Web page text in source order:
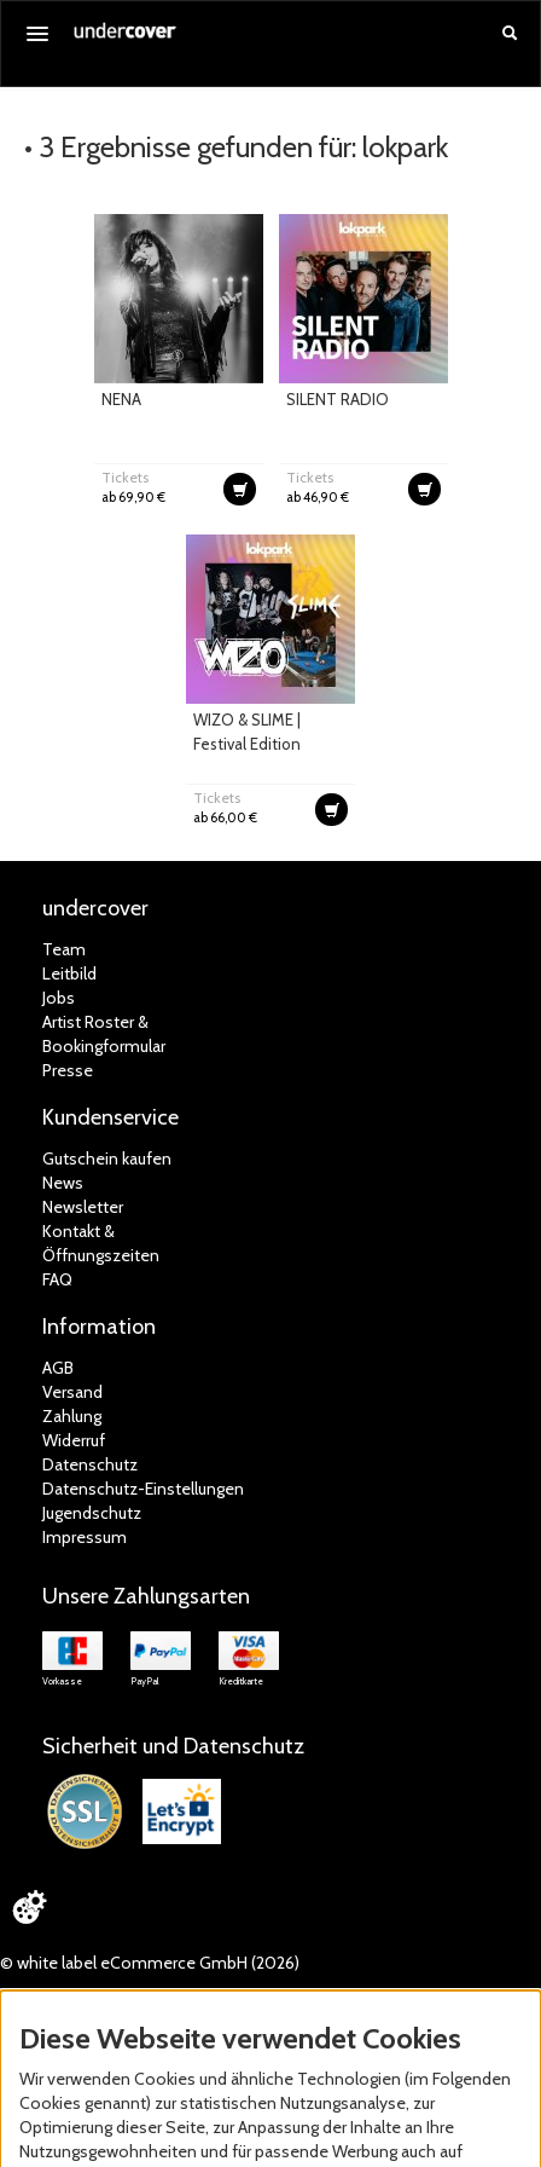
Alle Veranstaltungen
• 3 Ergebnisse gefunden für: lokpark
NENA
Tickets
ab 69,90 €
SILENT RADIO
Tickets
ab 46,90 €
WIZO & SLIME |
Festival Edition
Tickets
ab 66,00 €
undercover
Team
Leitbild
Jobs
Artist Roster &
Bookingformular
Presse
Kundenservice
Gutschein kaufen
News
Newsletter
Kontakt &
Öffnungszeiten
FAQ
Information
AGB
Versand
Zahlung
Widerruf
Datenschutz
Datenschutz-Einstellungen
Jugendschutz
Impressum
Unsere Zahlungsarten
Vorkasse PayPal Kreditkarte
Sicherheit und Datenschutz
© white label eCommerce GmbH (2026)
Diese Webseite verwendet Cookies
Wir verwenden Cookies und ähnliche Technologien (im Folgenden
Cookies genannt) zur statistischen Nutzungsanalyse, zur
Optimierung dieser Seite, zur Anpassung der Inhalte an Ihre
Nutzungsgewohnheiten und für passende Werbung auch auf